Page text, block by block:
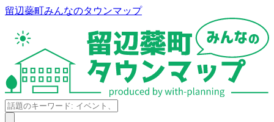
留辺蘂町みんなのタウンマップ